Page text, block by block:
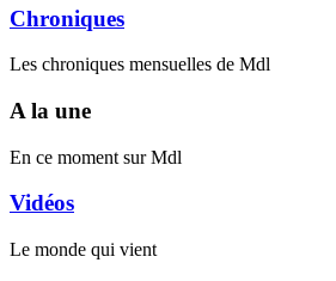
Chroniques
Les chroniques mensuelles de Mdl
A la une
En ce moment sur Mdl
Vidéos
Le monde qui vient